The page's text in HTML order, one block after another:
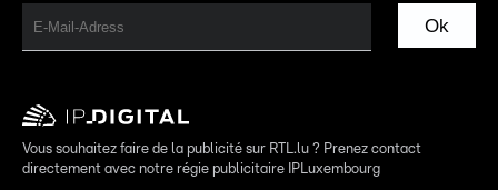
Ok
Vous souhaitez faire de la publicité sur RTL.lu ? Prenez contact
directement avec notre régie publicitaire IPLuxembourg